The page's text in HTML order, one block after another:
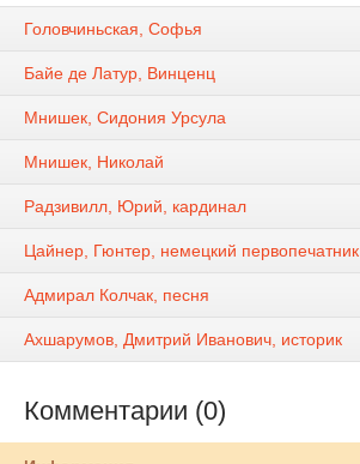
Головчиньская, Софья
Байе де Латур, Винценц
Мнишек, Сидония Урсула
Мнишек, Николай
Радзивилл, Юрий, кардинал
Цайнер, Гюнтер, немецкий первопечатник
Адмирал Колчак, песня
Ахшарумов, Дмитрий Иванович, историк
Комментарии (0)